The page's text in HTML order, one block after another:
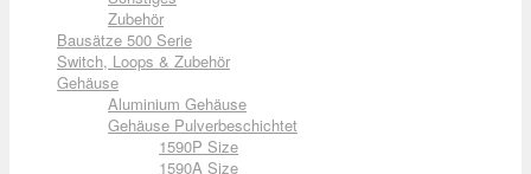
Zubehör
Bausätze 500 Serie
Switch, Loops & Zubehör
Gehäuse
Aluminium Gehäuse
Gehäuse Pulverbeschichtet
1590P Size
1590A Size